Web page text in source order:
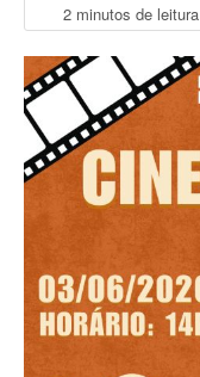
2 minutos de leitura